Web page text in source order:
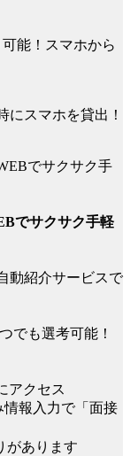
能！スマホから
スマホを貸出！
でサクサク手軽
動紹介サービスで
でも選考可能！
アクセス
情報入力で「面接
があります